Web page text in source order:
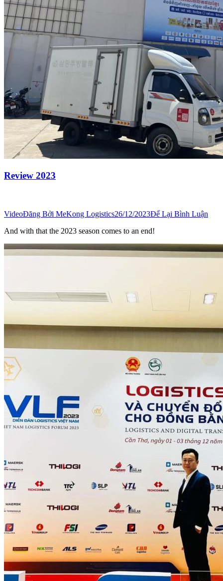
Review 2023
VideoĐăng Bởi MeKong Logistics26/12/2023Để Lại Bình Luận
And with that the 2023 season comes to an end!